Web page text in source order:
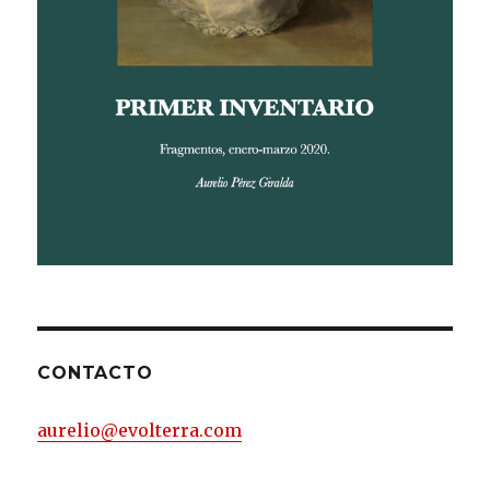
CONTACTO
aurelio@evolterra.com